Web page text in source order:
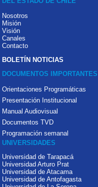
Nosotros
Misión
Visión
Canales
Contacto
BOLETÍN NOTICIAS
DOCUMENTOS IMPORTANTES
Orientaciones Programáticas
Presentación Institucional
Manual Audiovisual
Documentos TVD
Programación semanal
UNIVERSIDADES
Universidad de Tarapacá
Universidad Arturo Prat
Universidad de Atacama
Universidad de Antofagasta